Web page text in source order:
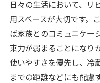
日々の生活において、リ
用スペースが大切です。
ば家族とのコミュニケー
束力が弱まることになり
使いやすさを優先し、冷
までの距離などにも配慮